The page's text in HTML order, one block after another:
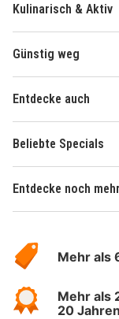
Kulinarisch & Aktiv
Günstig weg
Entdecke auch
Beliebte Specials
Entdecke noch
Hotelspecials
Mehr als
Mehr als
20 Jahren